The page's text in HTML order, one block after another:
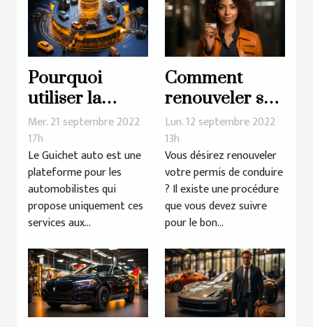
Pourquoi
utiliser la
plateforme
guichet auto ?
Mer. 21 septembre 2022
17h
Le Guichet auto est une
plateforme pour les
automobilistes qui
propose uniquement ces
services aux...
Comment
renouveler son
permis de
conduire ?
Lun. 12 septembre 2022
13h
Vous désirez renouveler
votre permis de conduire
? Il existe une procédure
que vous devez suivre
pour le bon...